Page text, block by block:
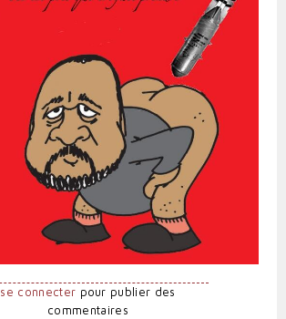
se connecter pour publier des
commentaires